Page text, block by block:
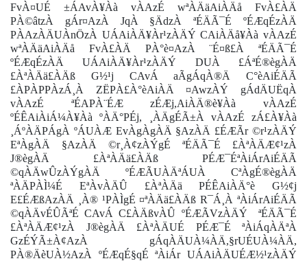
FvÀ¤UÉ ±ÁAvÀ¥Àà vÀAzÉ wªÀÄäAiÀÄå FvÀ£ÀÄ
PÀ©âtzÀ gÁr¤AzÀ JqÀ §ÄdzÀ ªÉÄÃ¯É ºÉÆqÉzÀÄ
PÀAzÀÄUÀnÖzÀ UÁAiÀÄ¥Àr¹zÀÄÝ CAiÀÄå¥Àà vÀAzÉ
wªÀÄäAiÀÄå FvÀ£ÀÄ PÀ°è¤AzÀ ¨É¤ß£À ªÉÄÃ¯É
ºÉÆqÉzÀÄ UÁAiÀÄ¥Àr¹zÀÄÝ DUÀ £ÁªÉ®ègÀÄ
£ÀªÀÄä£ÀÄß G½¹j CAvÁ aÃgÁqÀ®Ä C°èAiÉÄÃ
£ÀPÀPPÀzÁ¸À ZËPÀ£À°èAiÀÄ ¤AwzÀÝ gÁdÄUËqÀ
vÀAzÉ ªÉAPÀ¨ÉÆ zÉÆj,AiÀÄ®è¥Àà vÀAzÉ
ºÉÊAiÀiÁ¼À¥Àà ºÀÄ°PÉj, ¸ÀÄgÉÃ±À vÀAzÉ zÁ£À¥Àà
¸ÁºÀÄPÁgÀ ºÁUÀÆ EvÀgÀgÀÄ §AzÀÄ £ÉÆÃr ©r¹zÀÄÝ
EªÀgÀÄ §AzÀÄ ©r¸À¢zÀÝgÉ ªÉÄÃ¯É £ÀªÀÄÆ¢¹zÀ
J®ègÀÄ £ÀªÀÄä£ÀÄß PÉÆ¯ÉªÀiÁrAiÉÄÃ
©qÀÄwÛzÀÝgÀÄ ºÉÆÃUÀÄªÁUÀ CªÀgÉ®ègÀÄ
ªÀÄPÀÌ¼É EªÀvÀÄÛ £ÀªÀÄä PÉÊAiÀÄ°è G½¢j
E£ÉÆßAzÀÄ ¸À® ¹PÀÌgÉ ¤ªÀÄä£ÀÄß R¯Á¸À ªÀiÁrAiÉÄÃ
©qÀÄvÉÛÃªÉ CAvÁ C£ÀÄßvÀÛ ºÉÆÃVzÀÄÝ
ªÉÄÃ¯É
£ÀªÀÄÆ¢¹zÀ J®ègÀÄ £ÀªÀÄUÉ PÉÆ¯É ªÀiÁqÀÄªÀ
GzÉÝÃ±À¢AzÀ gÁqÀÄUÀ¼ÀÄ,§rUÉUÀ¼ÀÄ,
PÀ®ÄèUÀ½AzÀ ºÉÆqÉ§qÉ ªÀiÁr UÁAiÀÄUÉÆ½¹zÀÄÝ